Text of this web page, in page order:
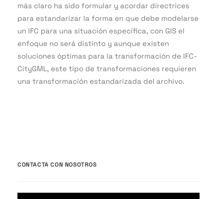
más claro ha sido formular y acordar directrices
para estandarizar la forma en que debe modelarse
un IFC para una situación específica, con GIS el
enfoque no será distinto y aunque existen
soluciones óptimas para la transformación de IFC-
CityGML, este tipo de transformaciones requieren
una transformación estandarizada del archivo.
CONTACTA CON NOSOTROS